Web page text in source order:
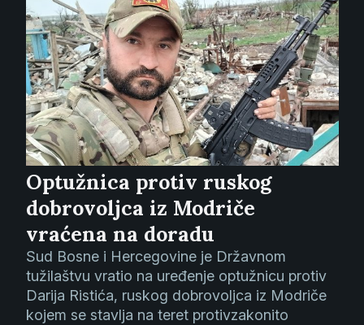
Optužnica protiv ruskog
dobrovoljca iz Modriče
vraćena na doradu
Sud Bosne i Hercegovine je Državnom
tužilaštvu vratio na uređenje optužnicu protiv
Darija Ristića, ruskog dobrovoljca iz Modriče
kojem se stavlja na teret protivzakonito